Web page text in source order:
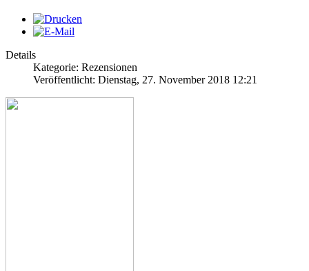
Details
Kategorie: Rezensionen
Veröffentlicht: Dienstag, 27. November 2018 12:21